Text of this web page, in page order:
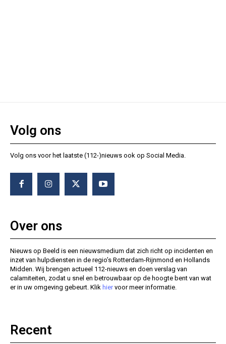
Volg ons
Volg ons voor het laatste (112-)nieuws ook op Social Media.
Over ons
Nieuws op Beeld is een nieuwsmedium dat zich richt op incidenten en
inzet van hulpdiensten in de regio’s Rotterdam-Rijnmond en Hollands
Midden. Wij brengen actueel 112-nieuws en doen verslag van
calamiteiten, zodat u snel en betrouwbaar op de hoogte bent van wat
er in uw omgeving gebeurt. Klik hiervoor meer informatie.
Recent